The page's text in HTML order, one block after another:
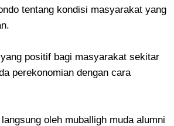
tentang kondisi masyarakat yang
positif bagi masyarakat sekitar
perekonomian dengan cara
oleh muballigh muda alumni